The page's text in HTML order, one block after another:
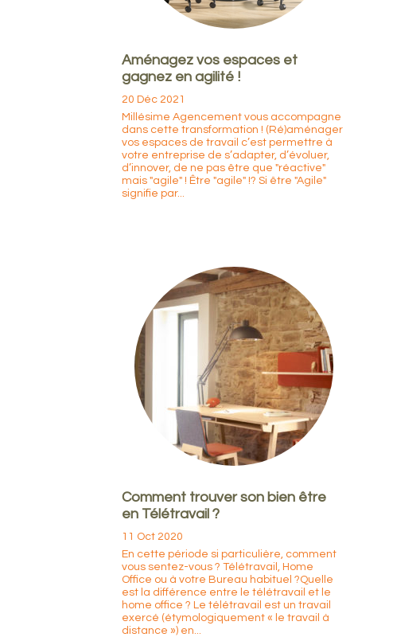
Aménagez vos espaces et
gagnez en agilité !
20 Déc 2021
Millésime Agencement vous accompagne
dans cette transformation ! (Ré)aménager
vos espaces de travail c’est permettre à
votre entreprise de s’adapter, d’évoluer,
d’innover, de ne pas être que "réactive"
mais "agile" ! Être "agile" !? Si être "Agile"
signifie par...
Comment trouver son bien être
en Télétravail ?
11 Oct 2020
En cette période si particulière, comment
vous sentez-vous ? Télétravail, Home
Office ou à votre Bureau habituel ?Quelle
est la différence entre le télétravail et le
home office ? Le télétravail est un travail
exercé (étymologiquement « le travail à
distance ») en...